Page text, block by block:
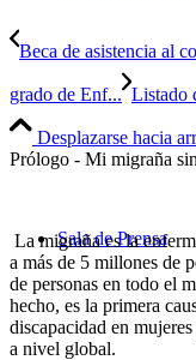
Sala de Prensa
Beca de asistencia al
grado de Enf... Listado
Desplazarse hacia
Prólogo - Mi migraña
La migraña es la
a más de 5 millones de
de personas en todo el
hecho, es la primera
discapacidad en
a nivel global.